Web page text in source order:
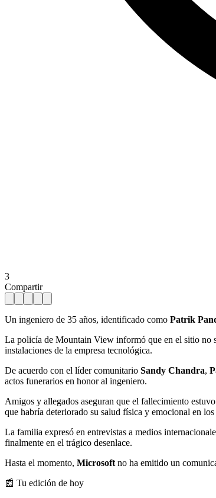
3
Compartir
Un ingeniero de 35 años, identificado como Patrik
La policía de Mountain View informó que en el sitio no
instalaciones de la empresa tecnológica.
De acuerdo con el líder comunitario Sandy Chandra,
actos funerarios en honor al ingeniero.
Amigos y allegados aseguran que el fallecimiento
que habría deteriorado su salud física y emocional en los
La familia expresó en entrevistas a medios
finalmente en el trágico desenlace.
Hasta el momento, Microsoft no ha emitido un
📰 Tu edición de hoy